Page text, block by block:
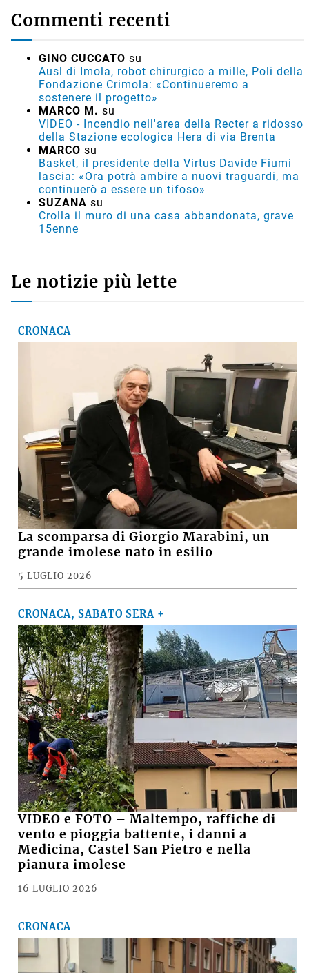
Commenti recenti
GINO CUCCATO su
Ausl di Imola, robot chirurgico a mille, Poli della
Fondazione Crimola: «Continueremo a
sostenere il progetto»
MARCO M. su
VIDEO - Incendio nell'area della Recter a ridosso
della Stazione ecologica Hera di via Brenta
MARCO su
Basket, il presidente della Virtus Davide Fiumi
lascia: «Ora potrà ambire a nuovi traguardi, ma
continuerò a essere un tifoso»
SUZANA su
Crolla il muro di una casa abbandonata, grave
15enne
Le notizie più lette
CRONACA
La scomparsa di Giorgio Marabini, un
grande imolese nato in esilio
5 LUGLIO 2026
CRONACA, SABATO SERA +
VIDEO e FOTO – Maltempo, raffiche di
vento e pioggia battente, i danni a
Medicina, Castel San Pietro e nella
pianura imolese
16 LUGLIO 2026
CRONACA